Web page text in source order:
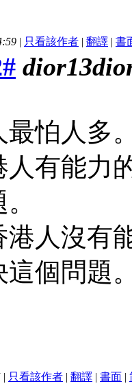
| 只看該作者 | 翻譯 | 書
最怕人多
人有能力
港人沒有
這個問題
| 只看該作者 | 翻譯 | 書面 |